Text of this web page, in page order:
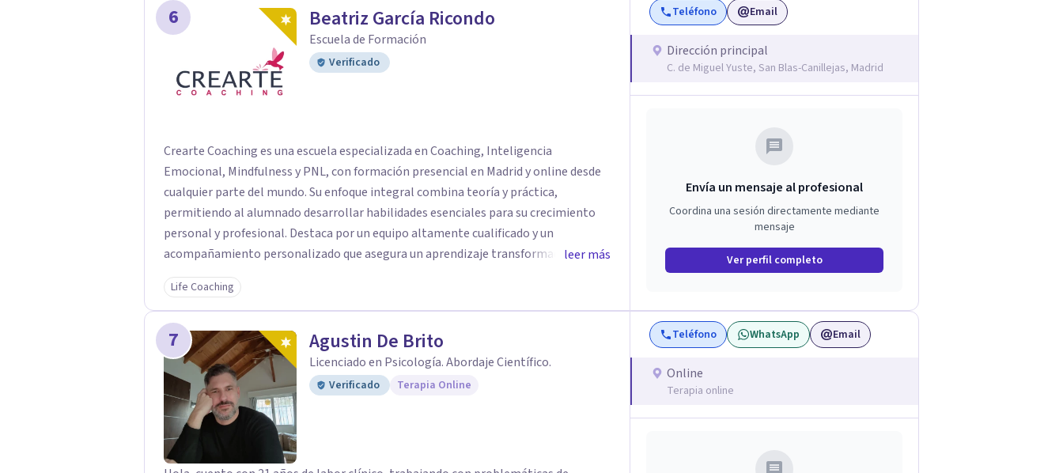
otro en Psicodrama, profundizando en la mente humana y las dinámicas que guían
nuestras relaciones. Mi objetivo es ofrecerte un espacio de confianza donde
podamos trabajar en mejorar tu bienestar emocional y tus relaciones. Estoy aquí
para acompañarte en ese proceso.
6 Beatriz García Ricondo
Escuela de Formación
Verificado
Crearte Coaching es una escuela especializada en Coaching, Inteligencia
Emocional, Mindfulness y PNL, con formación presencial en Madrid y online desde
cualquier parte del mundo. Su enfoque integral combina teoría y práctica,
permitiendo al alumnado desarrollar habilidades esenciales para su crecimiento
personal y profesional. Destaca por un equipo altamente cualificado y un
acompañamiento personalizado que asegura un aprendizaje transformador. Con
grupos reducidos y seguimiento individualizado, ofrece un entorno óptimo para la
práctica y la integración de competencias clave. Más que una escuela, Crearte
Coaching es un espacio de transformación donde cada persona encuentra las
herramientas para construir una vida con propósito.
leer más
Life Coaching
Teléfono Email
Dirección principal
C. de Miguel Yuste, San Blas-Canillejas, Madrid
Envía un mensaje al profesional
Coordina una sesión directamente mediante
mensaje
Ver perfil completo
7 Agustin De Brito
Licenciado en Psicología. Abordaje Científico.
Verificado Terapia Online
Teléfono WhatsApp Email
Online
Terapia online